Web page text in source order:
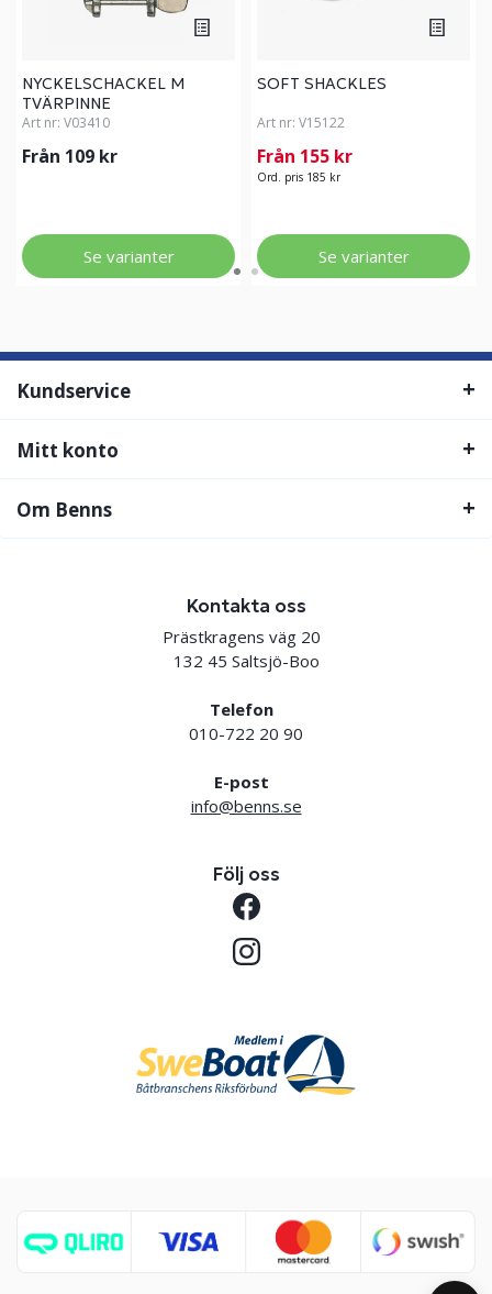
NYCKELSCHACKEL M
TVÄRPINNE
Art nr: V03410
Från 109 kr
Se varianter
SOFT SHACKLES
Art nr: V15122
Från 155 kr
Ord. pris 185 kr
Se varianter
Kundservice
Mitt konto
Om Benns
Kontakta oss
Prästkragens väg 20
132 45 Saltsjö-Boo
Telefon
010-722 20 90
E-post
info@benns.se
Följ oss